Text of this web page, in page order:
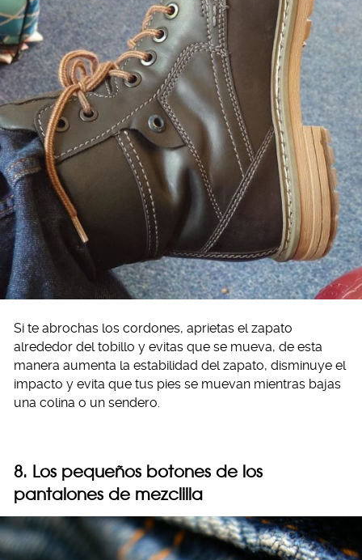
Si te abrochas los cordones, aprietas el zapato
alrededor del tobillo y evitas que se mueva, de esta
manera aumenta la estabilidad del zapato, disminuye el
impacto y evita que tus pies se muevan mientras bajas
una colina o un sendero.
8. Los pequeños botones de los
pantalones de mezclilla